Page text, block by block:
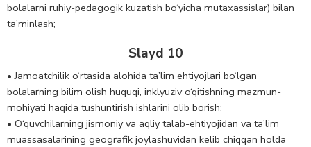
bolalarni ruhiy-pedagogik kuzatish bo‘yicha mutaxassislar) bilan
ta’minlash;
Slayd 10
• Jamoatchilik o‘rtasida alohida ta’lim ehtiyojlari bo‘lgan
bolalarning bilim olish huquqi, inklyuziv o‘qitishning mazmun-
mohiyati haqida tushuntirish ishlarini olib borish;
• O‘quvchilarning jismoniy va aqliy talab-ehtiyojidan va ta’lim
muassasalarining geografik joylashuvidan kelib chiqqan holda